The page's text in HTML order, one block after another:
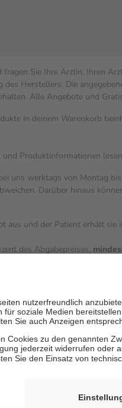
Sie Ihre Ärztin, Ihren
Herstellers. Die
Alle Angebote und
in deinem Warenkorb
Produktinformationen
uns werktags von Montag
Darüber hinaus
und der Patient erhält
des Abgabepreises,
stärken und die besondere
Ausnahme der Fahrkosten
getragen werden
4419944605341